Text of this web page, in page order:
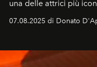
una delle attrici più
07.08.2025 di Donato